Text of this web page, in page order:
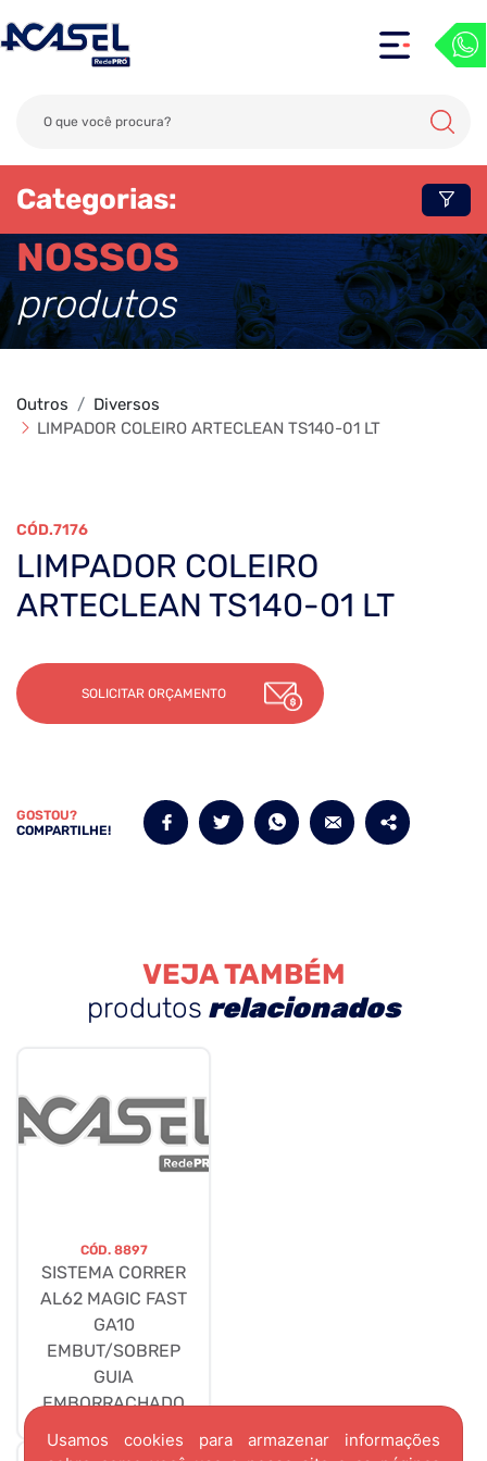
Usamos cookies para armazenar informações
Categorias:
NOSSOS
produtos
Outros
Diversos
LIMPADOR COLEIRO ARTECLEAN TS140-01 LT
7176
LIMPADOR COLEIRO
ARTECLEAN TS140-01 LT
SOLICITAR ORÇAMENTO
GOSTOU?
COMPARTILHE!
VEJA TAMBÉM
produtos relacionados
CÓD. 8897
SISTEMA CORRER
AL62 MAGIC FAST
GA10
EMBUT/SOBREP
GUIA
EMBORRACHADO